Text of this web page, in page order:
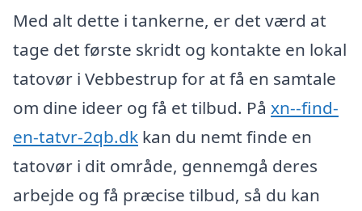
Med alt dette i tankerne, er det værd at
tage det første skridt og kontakte en lokal
tatovør i Vebbestrup for at få en samtale
om dine ideer og få et tilbud. På xn--find-
en-tatvr-2qb.dk kan du nemt finde en
tatovør i dit område, gennemgå deres
arbejde og få præcise tilbud, så du kan